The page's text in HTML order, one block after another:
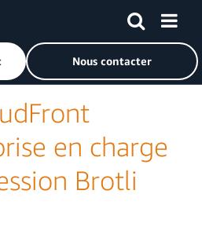
à la page d'accueil d'Amazon Web
Nous contacter
en charge
Brotli